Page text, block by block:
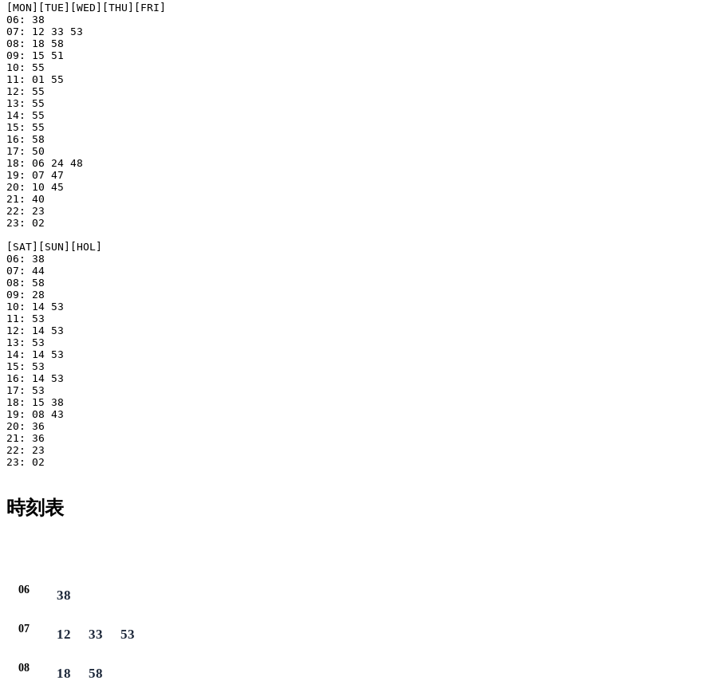
[MON][TUE][WED][THU][FRI]
06: 38
07: 12 33 53
08: 18 58
09: 15 51
10: 55
11: 01 55
12: 55
13: 55
14: 55
15: 55
16: 58
17: 50
18: 06 24 48
19: 07 47
20: 10 45
21: 40
22: 23
23: 02
[SAT][SUN][HOL]
06: 38
07: 44
08: 58
09: 28
10: 14 53
11: 53
12: 14 53
13: 53
14: 14 53
15: 53
16: 14 53
17: 53
18: 15 38
19: 08 43
20: 36
21: 36
22: 23
23: 02
時刻表
06 38
07 12 33 53
08 18 58